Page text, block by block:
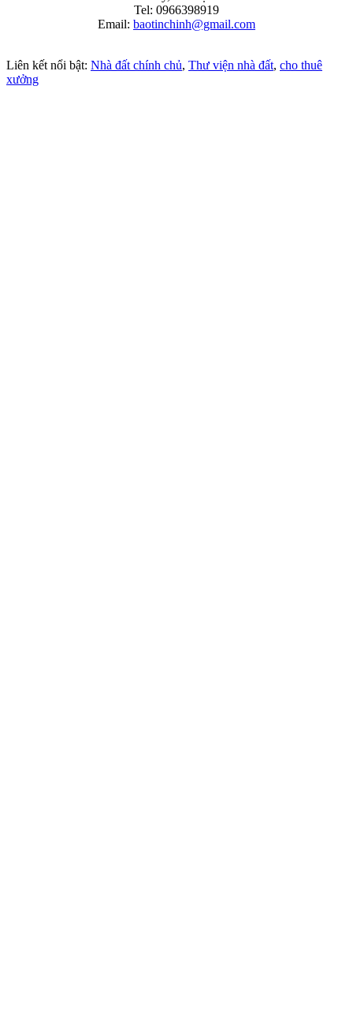
Tel: 0966398919
Email: baotinchinh@gmail.com
Liên kết nổi bật: Nhà đất chính chủ, Thư viện nhà đất, cho thuê
xưởng